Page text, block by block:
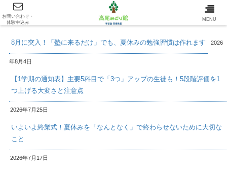
最新情報/INFOMATION
8月に突入！「塾に来るだけ」でも、夏休みの勉強習慣は作れます 2026
年8月4日
【1学期の通知表】主要5科目で「3つ」アップの生徒も！5段階評価を1
つ上げる大変さと注意点
2026年7月25日
いよいよ終業式！夏休みを「なんとなく」で終わらせないために大切な
こと
2026年7月17日
お問い合わせ・
体験申込み
MENU